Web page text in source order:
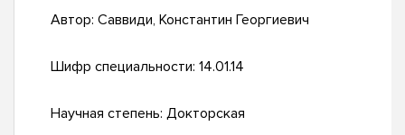
Автор: Саввиди, Константин Георгиевич
Шифр специальности: 14.01.14
Научная степень: Докторская